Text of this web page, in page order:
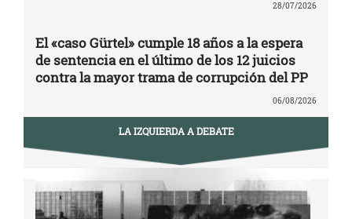
28/07/2026
El «caso Gürtel» cumple 18 años a la espera
de sentencia en el último de los 12 juicios
contra la mayor trama de corrupción del PP
06/08/2026
LA IZQUIERDA A DEBATE